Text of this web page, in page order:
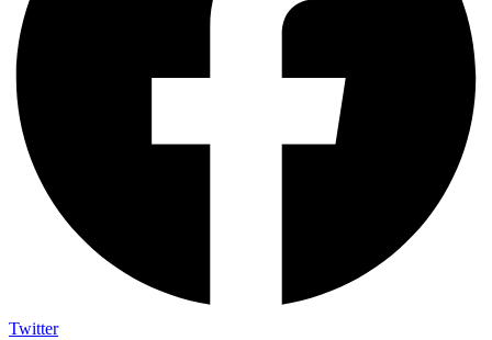
Twitter